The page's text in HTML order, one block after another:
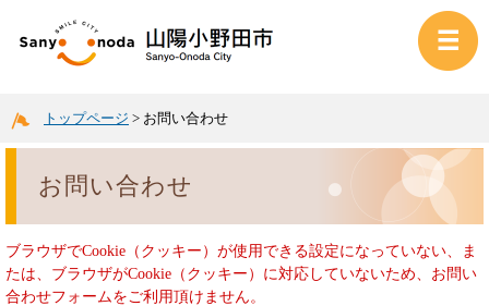
トップページ > お問い合わせ
お問い合わせ
ブラウザでCookie（クッキー）が使用できる設定になっていない、ま
たは、ブラウザがCookie（クッキー）に対応していないため、お問い
合わせフォームをご利用頂けません。